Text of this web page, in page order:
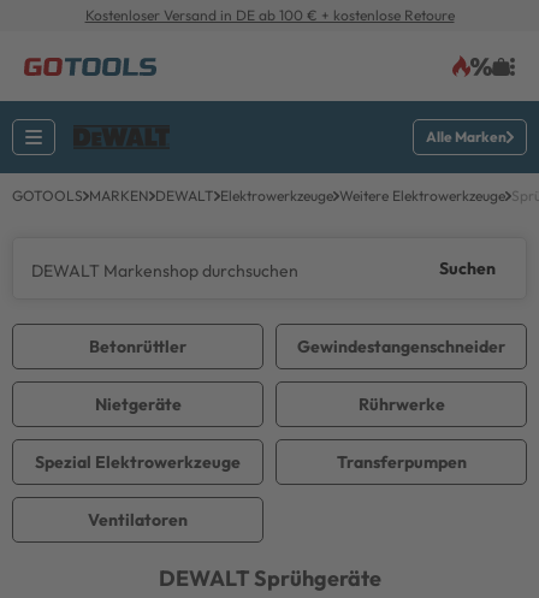
Kostenloser Versand in DE ab 100 € + kostenlose Retoure
Alle Marken
GOTOOLS MARKEN DEWALT Elektrowerkzeuge Weitere Elektrowerkzeuge
Suchen
Betonrüttler
Nietgeräte Rührwerke
Ventilatoren
Spezial Elektrowerkzeuge Transferpumpen
Gewindestangenschneider
DEWALT Sprühgeräte